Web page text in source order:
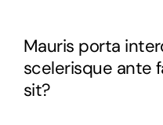
Mauris porta
scelerisque ante
sit?